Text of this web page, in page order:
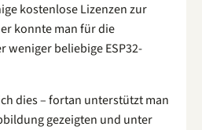
kostenlose Lizenzen zur
konnte man für die
weniger beliebige ESP32-
dies – fortan unterstützt man
gezeigten und unter